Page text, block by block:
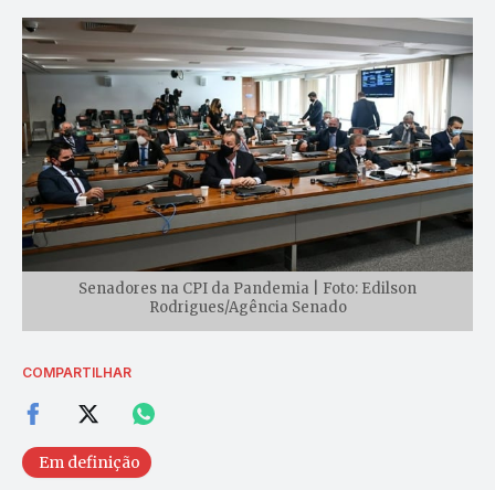
Senadores na CPI da Pandemia | Foto: Edilson
Rodrigues/Agência Senado
COMPARTILHAR
Em definição